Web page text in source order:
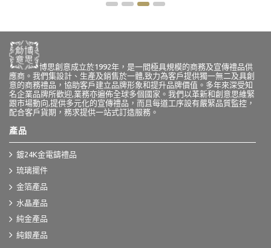
博思創意成立於1992年，是一間極具規模的商務及宣傳禮品供
應商。我們集設計、生產及銷售於一體,致力為客戶提供獨一無二及具創
意的商務禮品，協助客戶建立品牌形象和提升品牌價值。多年來深受知
名企業品牌所歡迎,業務亦遍佈全球多個國家。我們以革新和創意思維緊
跟市場動向,提供多元化的宣傳禮品，而且每道工序設有嚴緊品質監控，
配合客戶貨期，務求提供一站式訂造服務。
產品
鍍24K金電鑄禮品
琉璃擺件
金箔產品
水晶產品
純金產品
純銀產品